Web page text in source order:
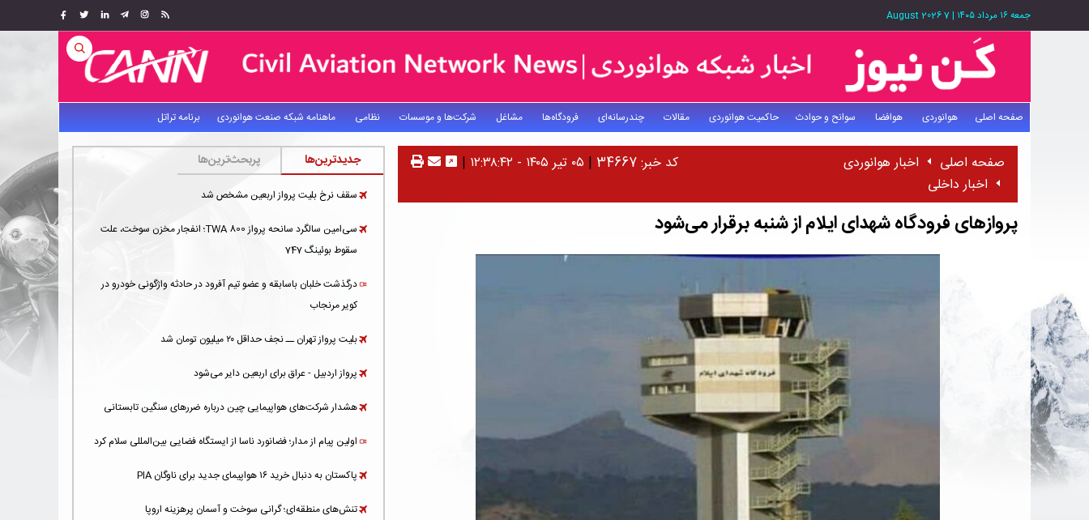
جمعه ۱۶ مرداد ۱۴۰۵ |
7 August 2026
صفحه اصلی هوانوردی هوافضا سوانح و حوادث حاکمیت هوانوردی مقالات چندرسانه‌ای فرودگاه‌ها مشاغل شرکت‌ها و موسسات نظامی ماهنامه شبکه صنعت هوانوردی برنامه تراتل
صفحه اصلی
اخبار هوانوردی
اخبار داخلی
کد خبر: 34667 | ۰۵ تیر ۱۴۰۵ - ۱۲:۳۸:۴۲ |
پروازهای فرودگاه شهدای ایلام از شنبه برقرار می‌شود
جدیدترین‌ها پربحث‌ترین‌ها
سقف نرخ بلیت پرواز اربعین مشخص شد
سی‌امین سالگرد سانحه پرواز TWA 800؛ انفجار مخزن سوخت، علت
سقوط بوئینگ 747
درگذشت خلبان باسابقه و عضو تیم آفرود در حادثه واژگونی خودرو در
کویر مرنجاب
بلیت پرواز تهران ــ نجف حداقل ۲۰ میلیون تومان شد
پرواز اردبیل - عراق برای اربعین دایر می‌شود
هشدار شرکت‌های هواپیمایی چین درباره ضررهای سنگین تابستانی
اولین پیام از مدار؛ فضانورد ناسا از ایستگاه فضایی بین‌المللی سلام کرد
پاکستان به دنبال خرید ۱۶ هواپیمای جدید برای ناوگان PIA
تنش‌های منطقه‌ای؛ گرانی سوخت و آسمان پرهزینه اروپا